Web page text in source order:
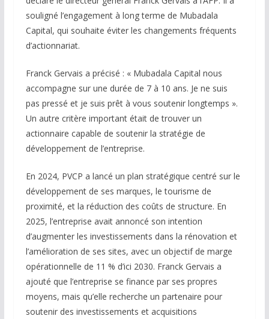
souligné l’engagement à long terme de Mubadala
Capital, qui souhaite éviter les changements fréquents
d’actionnariat.
Franck Gervais a précisé : « Mubadala Capital nous
accompagne sur une durée de 7 à 10 ans. Je ne suis
pas pressé et je suis prêt à vous soutenir longtemps ».
Un autre critère important était de trouver un
actionnaire capable de soutenir la stratégie de
développement de l’entreprise.
En 2024, PVCP a lancé un plan stratégique centré sur le
développement de ses marques, le tourisme de
proximité, et la réduction des coûts de structure. En
2025, l’entreprise avait annoncé son intention
d’augmenter les investissements dans la rénovation et
l’amélioration de ses sites, avec un objectif de marge
opérationnelle de 11 % d’ici 2030. Franck Gervais a
ajouté que l’entreprise se finance par ses propres
moyens, mais qu’elle recherche un partenaire pour
soutenir des investissements et acquisitions